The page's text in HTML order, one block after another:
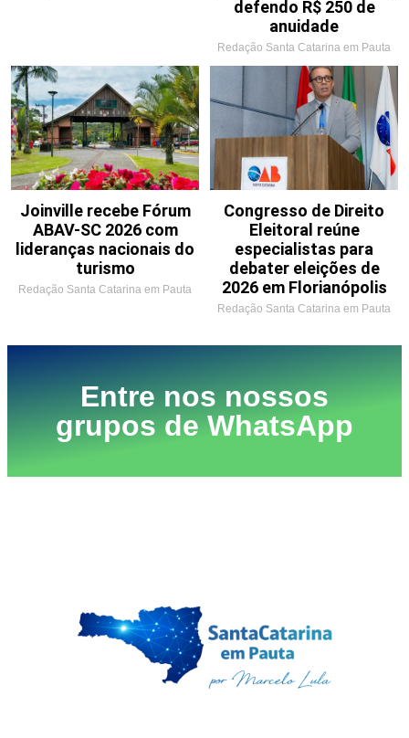
defendo R$ 250 de
anuidade
Redação Santa Catarina em Pauta
Joinville recebe Fórum
ABAV-SC 2026 com
lideranças nacionais do
turismo
Redação Santa Catarina em Pauta
Congresso de Direito
Eleitoral reúne
especialistas para
debater eleições de
2026 em Florianópolis
Redação Santa Catarina em Pauta
Entre nos nossos
grupos de WhatsApp